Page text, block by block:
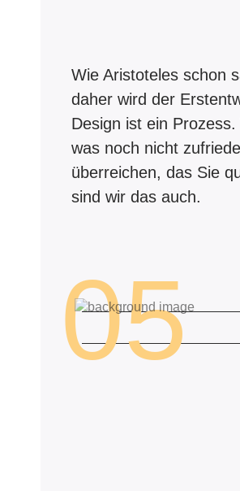
Wie Aristoteles schon
daher wird der
Design ist ein
was noch nicht
überreichen, das Sie
sind wir das auch.
05